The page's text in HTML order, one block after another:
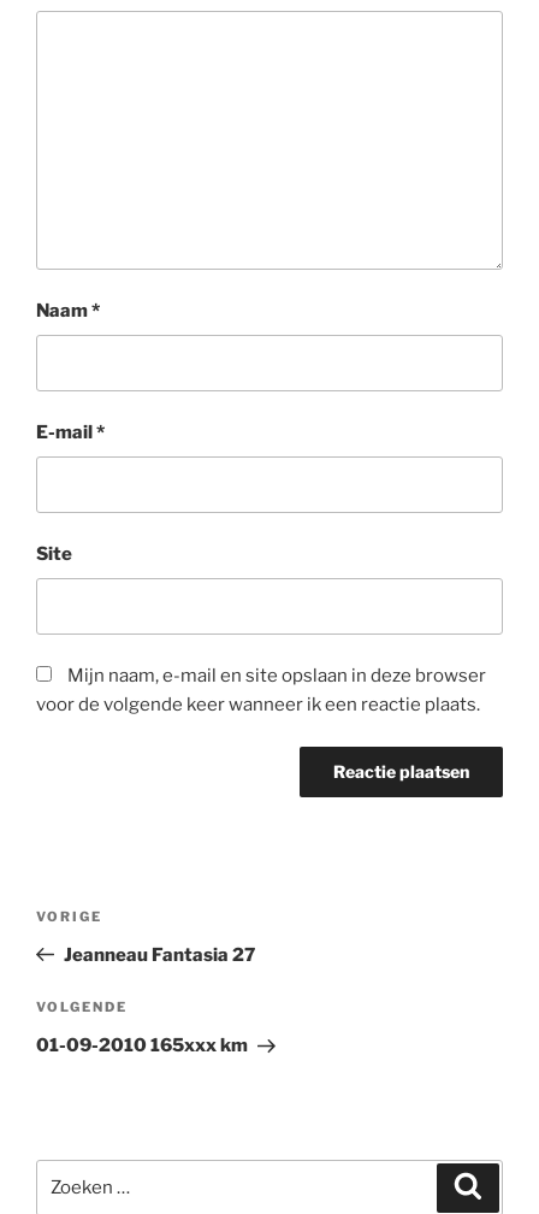
Naam*
E-mail*
Site
Mijn naam, e-mail en site opslaan in deze browser
voor de volgende keer wanneer ik een reactie plaats.
Vorig
bericht
VORIGE
Jeanneau Fantasia 27
Volgend
bericht
VOLGENDE
01-09-2010 165xxx km
naar: